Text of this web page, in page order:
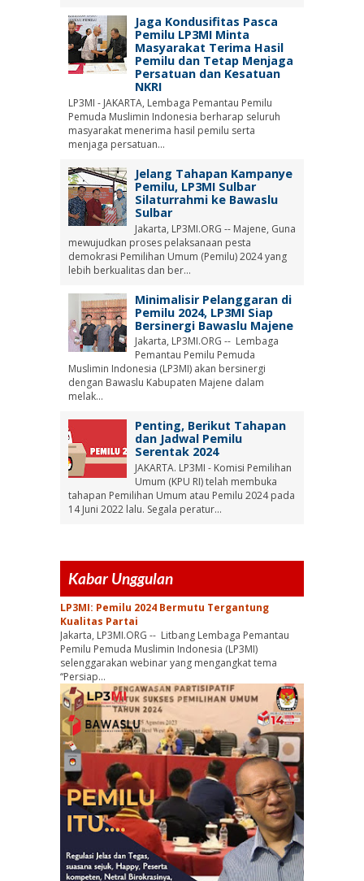
Jaga Kondusifitas Pasca
Pemilu LP3MI Minta
Masyarakat Terima Hasil
Pemilu dan Tetap Menjaga
Persatuan dan Kesatuan
NKRI
LP3MI - JAKARTA, Lembaga Pemantau Pemilu
Pemuda Muslimin Indonesia berharap seluruh
masyarakat menerima hasil pemilu serta
menjaga persatuan...
Jelang Tahapan Kampanye
Pemilu, LP3MI Sulbar
Silaturrahmi ke Bawaslu
Sulbar
Jakarta, LP3MI.ORG -- Majene, Guna
mewujudkan proses pelaksanaan pesta
demokrasi Pemilihan Umum (Pemilu) 2024 yang
lebih berkualitas dan ber...
Minimalisir Pelanggaran di
Pemilu 2024, LP3MI Siap
Bersinergi Bawaslu Majene
Jakarta, LP3MI.ORG -- Lembaga
Pemantau Pemilu Pemuda
Muslimin Indonesia (LP3MI) akan bersinergi
dengan Bawaslu Kabupaten Majene dalam
melak...
Penting, Berikut Tahapan
dan Jadwal Pemilu
Serentak 2024
JAKARTA. LP3MI - Komisi Pemilihan
Umum (KPU RI) telah membuka
tahapan Pemilihan Umum atau Pemilu 2024 pada
14 Juni 2022 lalu. Segala peratur...
Kabar Unggulan
LP3MI: Pemilu 2024 Bermutu Tergantung
Kualitas Partai
Jakarta, LP3MI.ORG -- Litbang Lembaga Pemantau
Pemilu Pemuda Muslimin Indonesia (LP3MI)
selenggarakan webinar yang mengangkat tema
“Persiap...